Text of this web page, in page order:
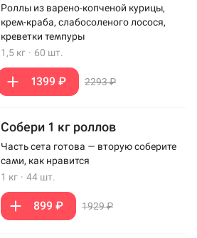
Роллы из варено-копченой курицы,
крем-краба, слабосоленого лосося,
креветки темпуры
1,5 кг · 60 шт.
1399 ₽ 2293 ₽
Собери 1 кг роллов
Часть сета готова — вторую соберите
сами, как нравится
1 кг · 44 шт.
899 ₽ 1929 ₽